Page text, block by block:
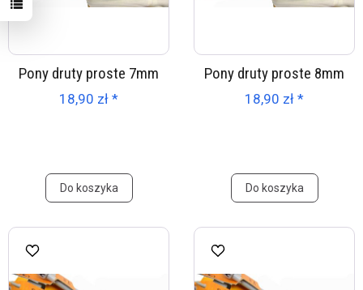
Pony druty proste 7mm
18,90 zł *
Do koszyka
Pony druty proste 8mm
18,90 zł *
Do koszyka